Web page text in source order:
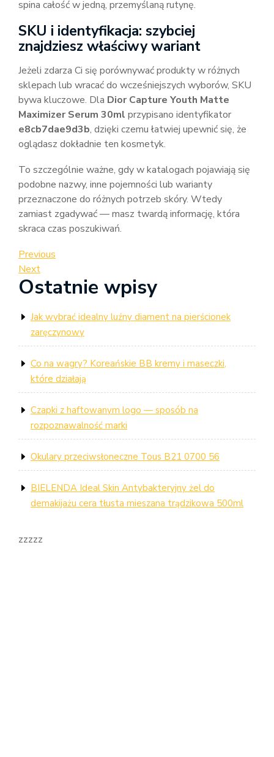
spina całość w jedną, przemyślaną rutynę.
SKU i identyfikacja: szybciej
znajdziesz właściwy wariant
Jeżeli zdarza Ci się porównywać produkty w różnych
sklepach lub wracać do wcześniejszych wyborów, SKU
bywa kluczowe. Dla Dior Capture Youth Matte
Maximizer Serum 30ml przypisano identyfikator
e8cb7dae9d3b, dzięki czemu łatwiej upewnić się, że
oglądasz dokładnie ten kosmetyk.
To szczególnie ważne, gdy w katalogach pojawiają się
podobne nazwy, inne pojemności lub warianty
przeznaczone do różnych potrzeb skóry. Wtedy
zamiast zgadywać — masz twardą informację, która
skraca czas poszukiwań.
Nawigacja
wpisu
Previous
Post
Previous
Next
Post
Next
Ostatnie wpisy
Jak wybrać idealny luźny diament na pierścionek
zaręczynowy
Co na wagry? Koreańskie BB kremy i maseczki,
które działają
Czapki z haftowanym logo — sposób na
rozpoznawalność marki
Okulary przeciwsłoneczne Tous B21 0700 56
BIELENDA Ideal Skin Antybakteryjny żel do
demakijażu cera tłusta mieszana trądzikowa 500ml
zzzzz